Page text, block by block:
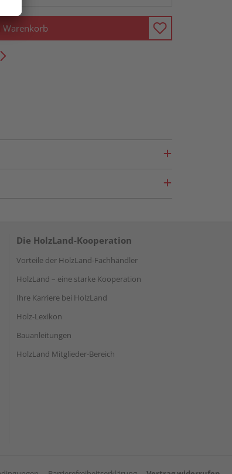
Warenkorb
Die HolzLand-Kooperation
Vorteile der HolzLand-Fachhändler
HolzLand – eine starke Kooperation
Ihre Karriere bei HolzLand
Holz-Lexikon
Bauanleitungen
HolzLand Mitglieder-Bereich